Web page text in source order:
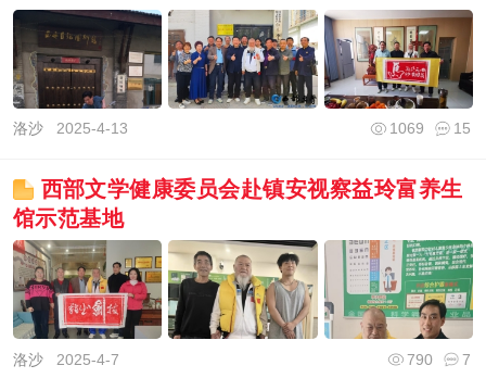
洛沙2025-4-13 15
1069
西部文学健康委员会赴镇安视察益玲富养生
馆示范基地
洛沙2025-4-7 7
790